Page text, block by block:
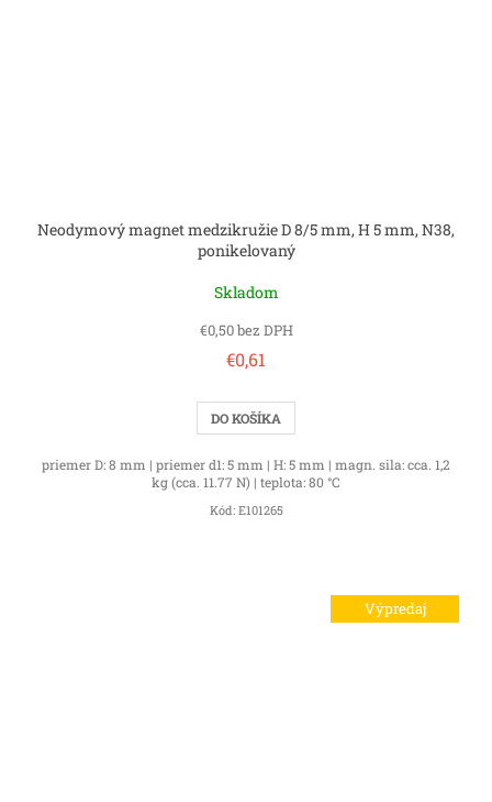
Neodymový magnet medzikružie D 8/5 mm, H 5 mm, N38,
ponikelovaný
Skladom
€0,50 bez DPH
€0,61
DO KOŠÍKA
priemer D: 8 mm | priemer d1: 5 mm | H: 5 mm | magn. sila: cca. 1,2
kg (cca. 11.77 N) | teplota: 80 °C
Kód: E101265
Výpredaj